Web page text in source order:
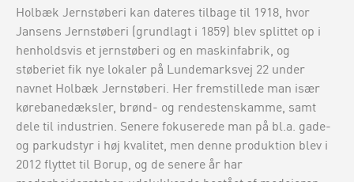
Holbæk Jernstøberi kan dateres tilbage til 1918, hvor
Jansens Jernstøberi (grundlagt i 1859) blev splittet op i
henholdsvis et jernstøberi og en maskinfabrik, og
støberiet fik nye lokaler på Lundemarksvej 22 under
navnet Holbæk Jernstøberi. Her fremstillede man især
kørebanedæksler, brønd- og rendestenskamme, samt
dele til industrien. Senere fokuserede man på bl.a. gade-
og parkudstyr i høj kvalitet, men denne produktion blev i
2012 flyttet til Borup, og de senere år har